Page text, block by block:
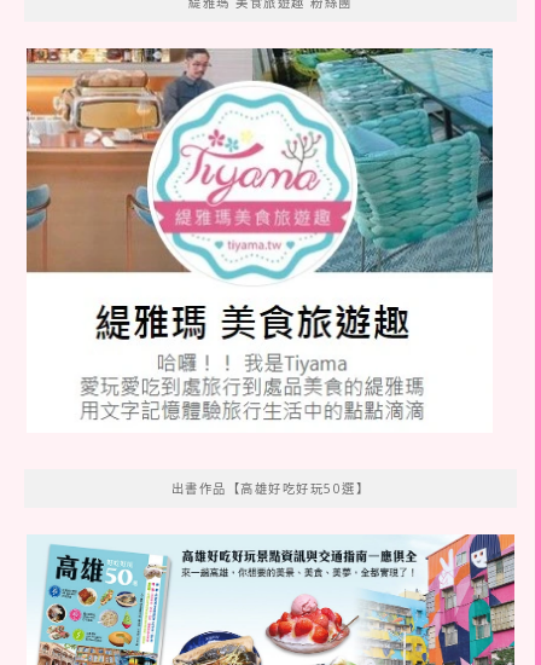
出書作品【高雄好吃好玩50選】